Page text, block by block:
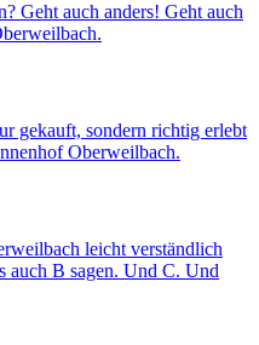
Geht auch anders! Geht auch
gekauft, sondern richtig erlebt
Oberweilbach.
leicht verständlich
auch B sagen. Und C. Und